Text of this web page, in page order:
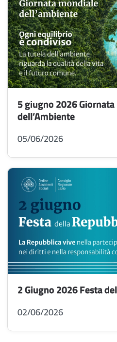
5 giugno 2026
dell’Ambiente
05/06/2026
2 Giugno 2026 Festa
02/06/2026